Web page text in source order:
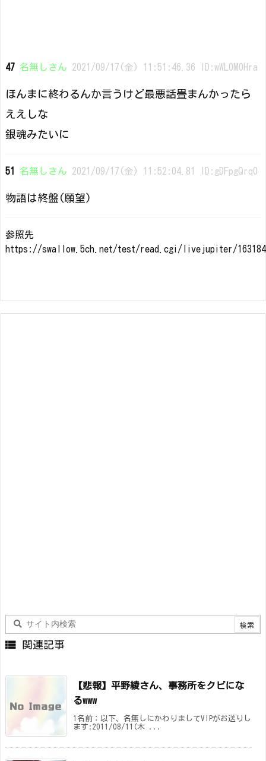
47 名無しさん 2021/09/17(金) 11:51:46.36 ID:wWL0M0Hra
ほんまに終わるんか言うけど最悪話畳まんかったら
ええしな
銀魂みたいに
51 名無しさん 2021/09/17(金) 11:52:04.81 ID:gDFpgQrq0
物語は終盤(願望)
参照先
https://swallow.5ch.net/test/read.cgi/livejupiter/
 関連記事
【悲報】平野綾さん、事務所をクビにな
るwww
1名前：以下、名無しにかわりましてVIPがお送りし
ます:2011/08/11(木 ...